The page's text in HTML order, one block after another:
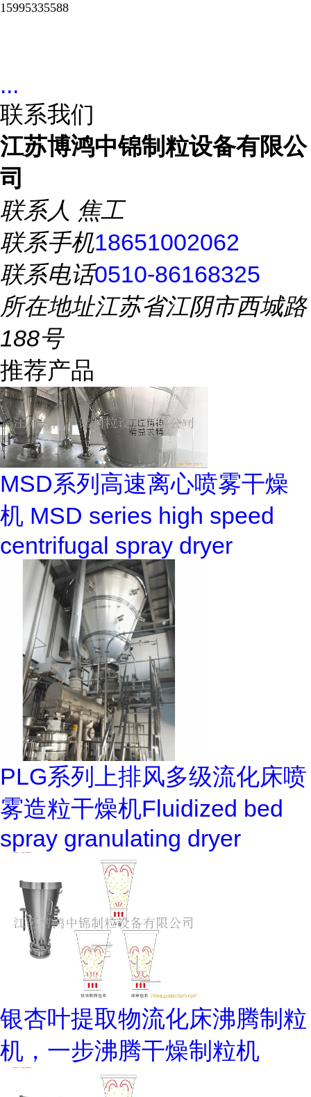
15995335588
...
联系我们
江苏博鸿中锦制粒设备有限公
司
联系人 焦工
联系手机18651002062
联系电话0510-86168325
所在地址江苏省江阴市西城路
188号
推荐产品
MSD系列高速离心喷雾干燥
机 MSD series high speed
centrifugal spray dryer
PLG系列上排风多级流化床喷
雾造粒干燥机Fluidized bed
spray granulating dryer
银杏叶提取物流化床沸腾制粒
机，一步沸腾干燥制粒机